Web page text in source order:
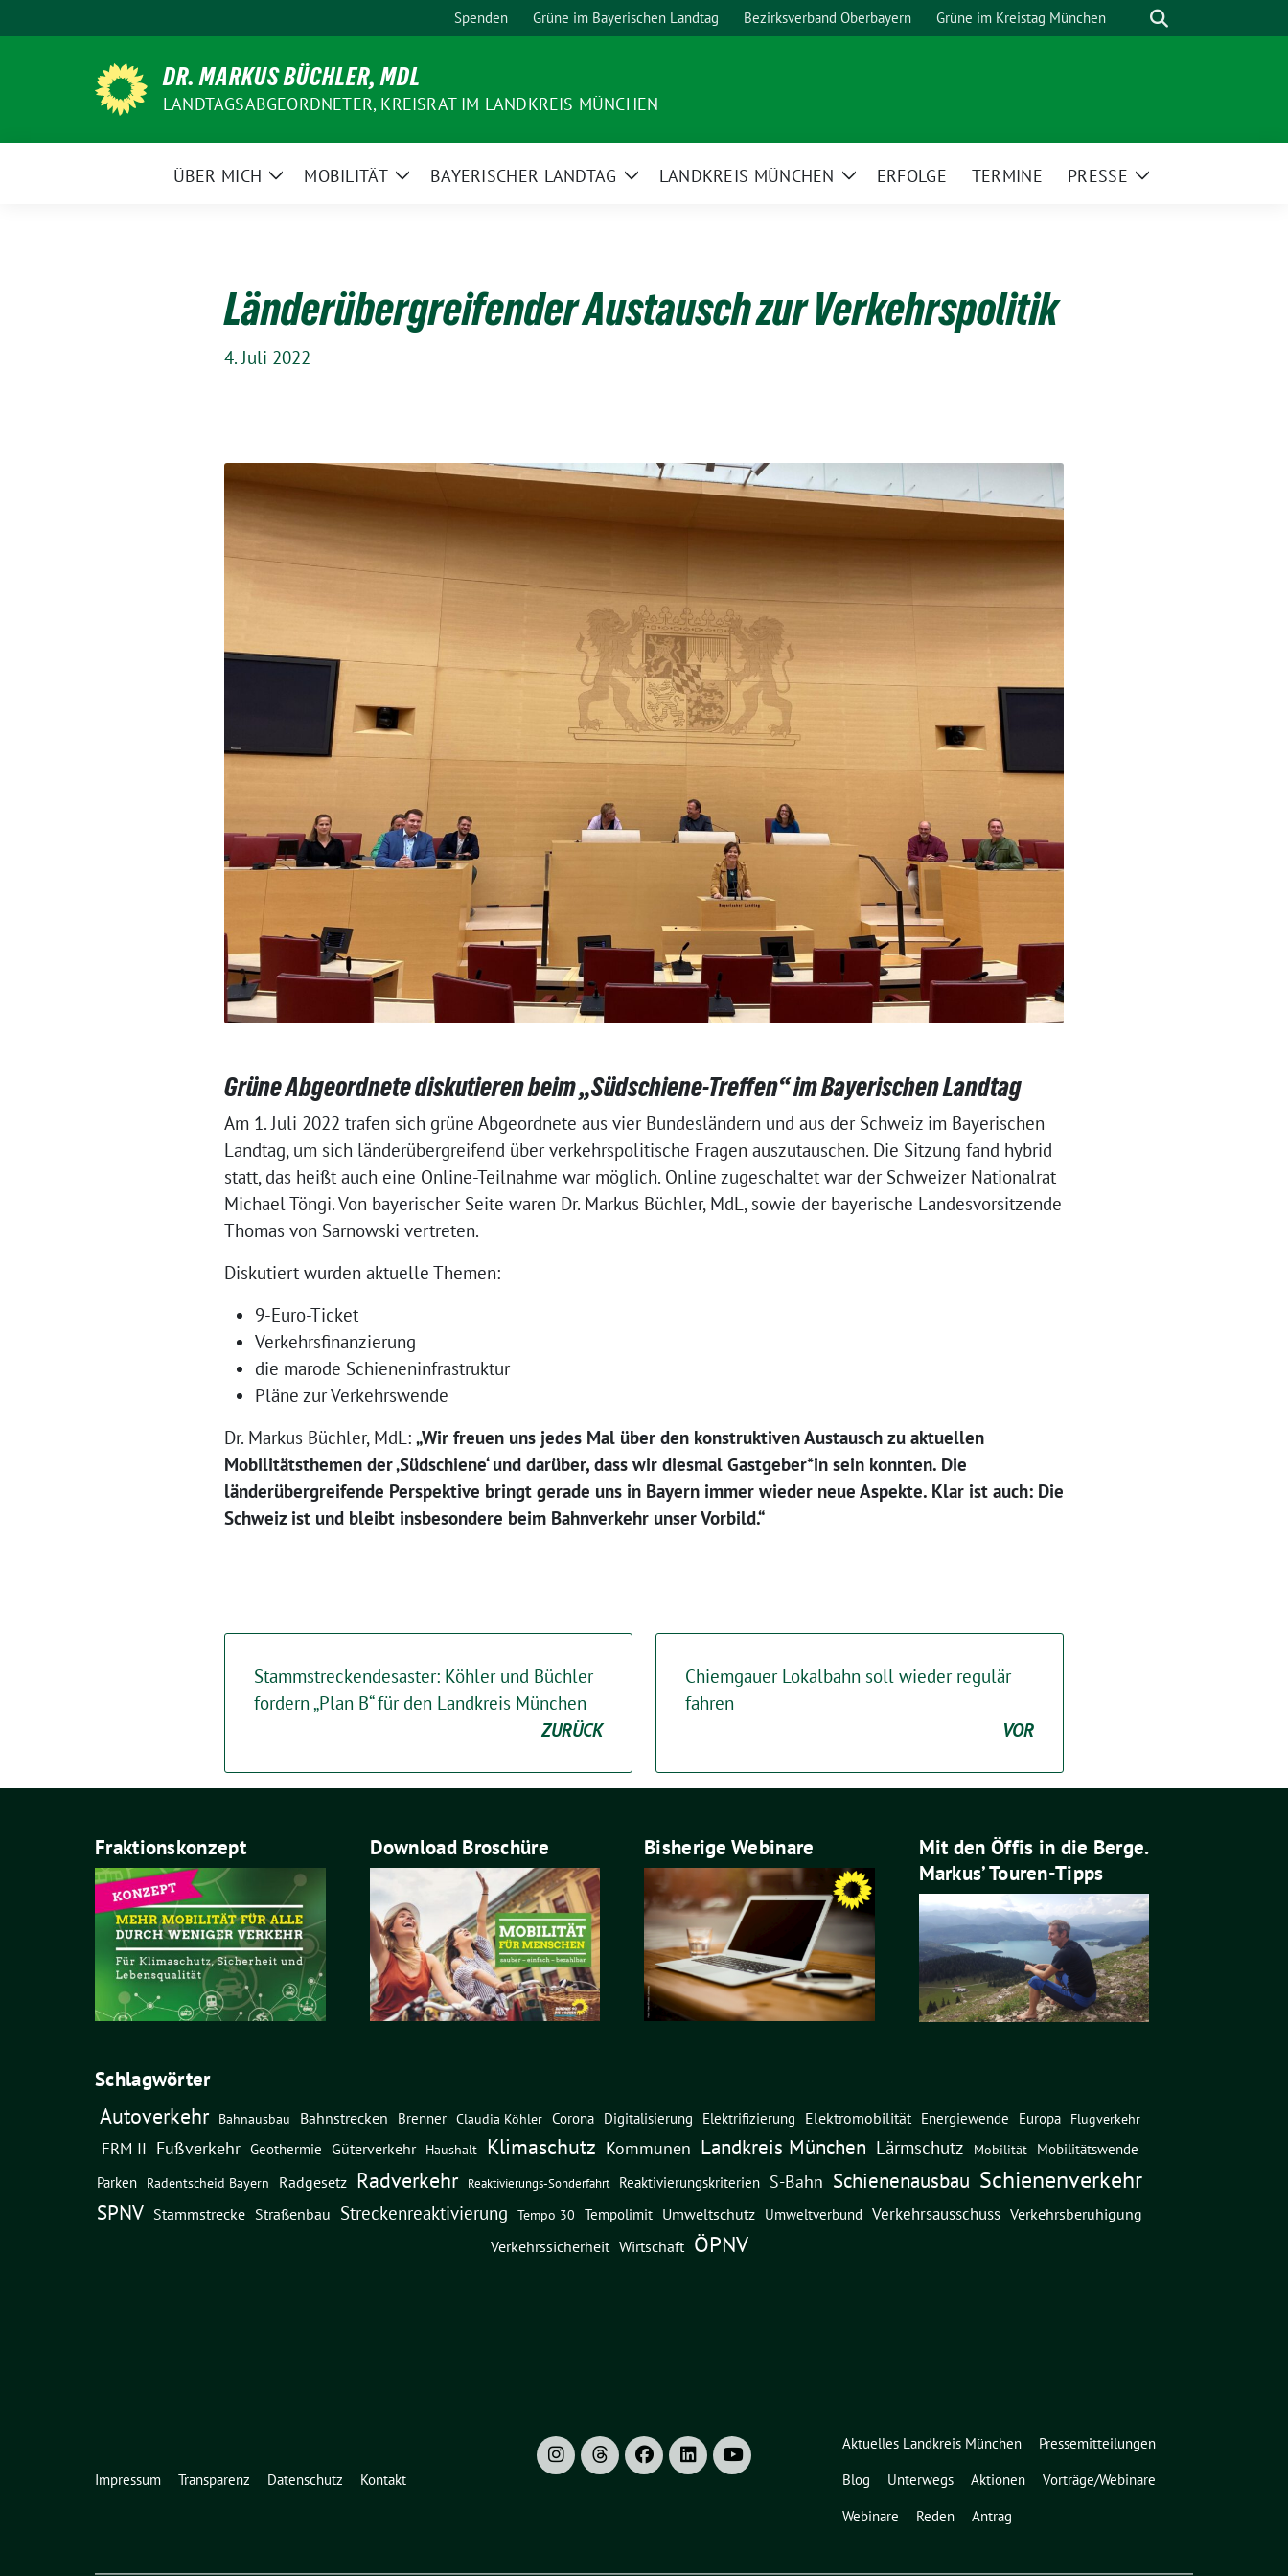
zum
Spenden Grüne im Bayerischen Landtag Bezirksverband Oberbayern Grüne im Kreistag München Suche
DR. MARKUS BÜCHLER, MDL
LANDTAGSABGEORDNETER, KREISRAT IM LANDKREIS MÜNCHEN
ÜBER MICH
ZeigeMOBILITÄT
ZeigeBAYERISCHER LANDTAG
ZeigeLANDKREIS MÜNCHEN
ZeigeERFOLGE TERMINE PRESSE
Zeige
Länderübergreifender Austausch zur Verkehrspolitik
4. Juli 2022
Grüne Abgeordnete diskutieren beim „Südschiene-Treffen“ im Bayerischen Landtag
Am 1. Juli 2022 trafen sich grüne Abgeordnete aus vier Bundesländern und aus der Schweiz im Bayerischen
Landtag, um sich länderübergreifend über verkehrspolitische Fragen auszutauschen. Die Sitzung fand hybrid
statt, das heißt auch eine Online-Teilnahme war möglich. Online zugeschaltet war der Schweizer Nationalrat
Michael Töngi. Von bayerischer Seite waren Dr. Markus Büchler, MdL, sowie der bayerische Landesvorsitzende
Thomas von Sarnowski vertreten.
Diskutiert wurden aktuelle Themen:
9-Euro-Ticket
Verkehrsfinanzierung
die marode Schieneninfrastruktur
Pläne zur Verkehrswende
Dr. Markus Büchler, MdL: „Wir freuen uns jedes Mal über den konstruktiven Austausch zu aktuellen
Mobilitätsthemen der ‚Südschiene‘ und darüber, dass wir diesmal Gastgeber*in sein konnten. Die
länderübergreifende Perspektive bringt gerade uns in Bayern immer wieder neue Aspekte. Klar ist auch: Die
Schweiz ist und bleibt insbesondere beim Bahnverkehr unser Vorbild.“
Stammstreckendesaster: Köhler und Büchler
fordern „Plan B“ für den Landkreis München
ZURÜCK
Chiemgauer Lokalbahn soll wieder regulär
fahren
VOR
Fraktionskonzept Download Broschüre Bisherige Webinare
Mit den Öffis in die Berge.
Markus’ Touren-Tipps
Schlagwörter
Autoverkehr Bahnausbau Bahnstrecken Brenner Claudia Köhler Corona Digitalisierung Elektrifizierung Elektromobilität Energiewende Europa Flugverkehr
FRM II Fußverkehr Geothermie Güterverkehr Haushalt Klimaschutz Kommunen Landkreis München Lärmschutz Mobilität
Mobilitätswende
Parken
Radentscheid Bayern Radgesetz Radverkehr Reaktivierungs-Sonderfahrt Reaktivierungskriterien S-Bahn Schienenausbau Schienenverkehr
SPNV Stammstrecke Straßenbau Streckenreaktivierung Tempo 30 Tempolimit Umweltschutz Umweltverbund Verkehrsausschuss Verkehrsberuhigung
Verkehrssicherheit Wirtschaft ÖPNV
Impressum Transparenz Datenschutz Kontakt
Aktuelles Landkreis München
Pressemitteilungen
Blog
Unterwegs Aktionen
Vorträge/Webinare
Webinare
Reden Antrag